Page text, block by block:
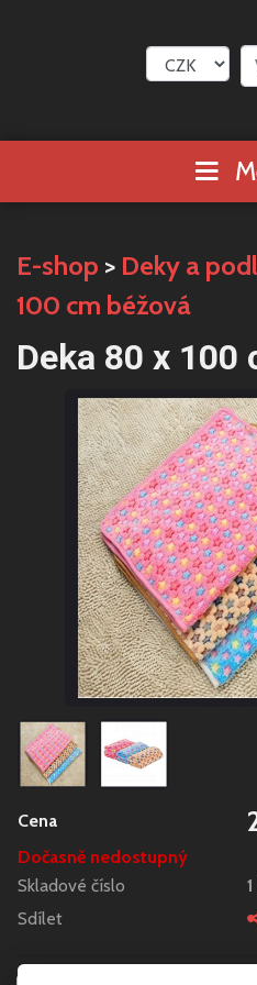
E-shop > Deky a
100 cm béžová
Deka 80 x 100
Cena
Dočasně nedostupný
Skladové číslo
Sdílet